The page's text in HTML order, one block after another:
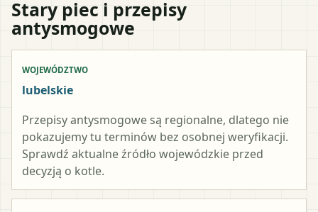
Stary piec i przepisy
antysmogowe
WOJEWÓDZTWO
lubelskie
Przepisy antysmogowe są regionalne, dlatego nie
pokazujemy tu terminów bez osobnej weryfikacji.
Sprawdź aktualne źródło wojewódzkie przed
decyzją o kotle.